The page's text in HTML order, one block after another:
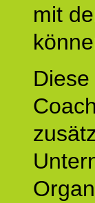
mit